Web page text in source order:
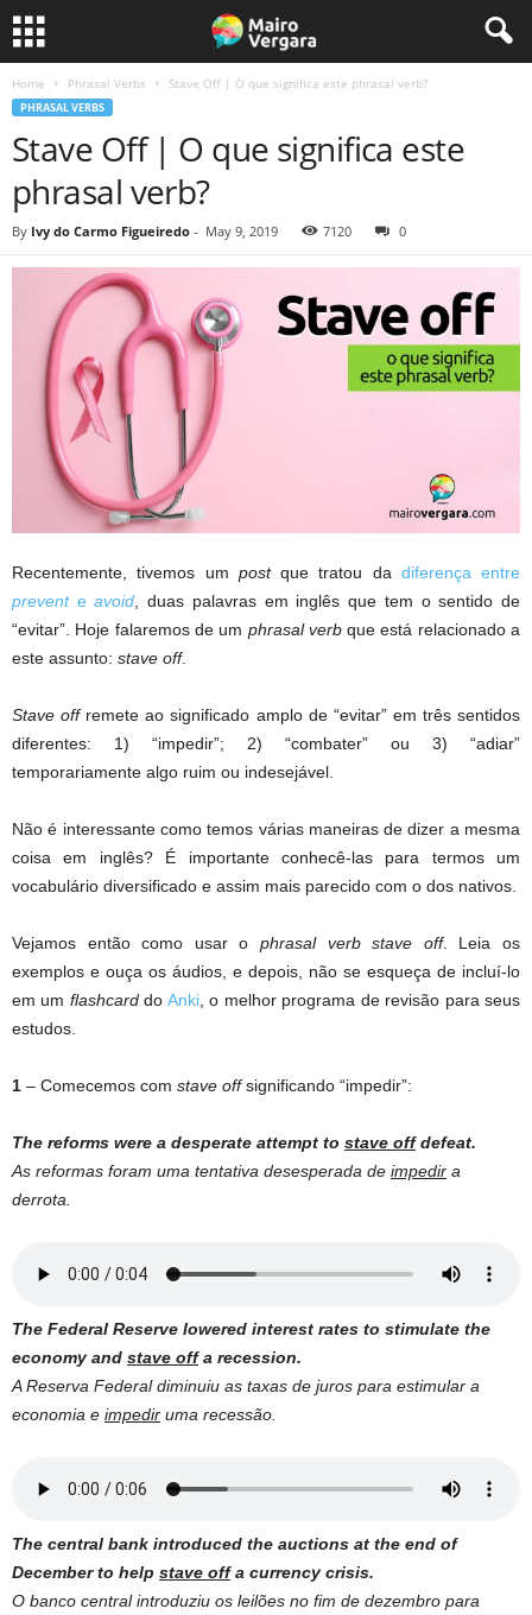
Home Phrasal Verbs Stave Off | O que significa este phrasal verb?
PHRASAL VERBS
Stave Off | O que significa este
phrasal verb?
By Ivy do Carmo Figueiredo - May 9, 2019 7120 0
Recentemente, tivemos um postque tratou da diferença entre
prevent eavoid , duas palavras em inglês que tem o sentido de
“evitar”. Hoje falaremos de um phrasal verbque está relacionado a
este assunto: stave off.
Stave offremete ao significado amplo de “evitar” em três sentidos
diferentes: 1) “impedir”; 2) “combater” ou 3) “adiar”
temporariamente algo ruim ou indesejável.
Não é interessante como temos várias maneiras de dizer a mesma
coisa em inglês? É importante conhecê-las para termos um
vocabulário diversificado e assim mais parecido com o dos nativos.
Vejamos então como usar o phrasal verb stave off. Leia os
exemplos e ouça os áudios, e depois, não se esqueça de incluí-lo
em um flashcarddo Anki, o melhor programa de revisão para seus
estudos.
1 – Comecemos com stave offsignificando “impedir”:
The reforms were a desperate attempt to stave offdefeat.
As reformas foram uma tentativa desesperada de impedir a
derrota.
The Federal Reserve lowered interest rates to stimulate the
economy and stave offa recession.
A Reserva Federal diminuiu as taxas de juros para estimular a
economia e impedir uma recessão.
The central bank introduced the auctions at the end of
December to help stave offa currency crisis.
O banco central introduziu os leilões no fim de dezembro para